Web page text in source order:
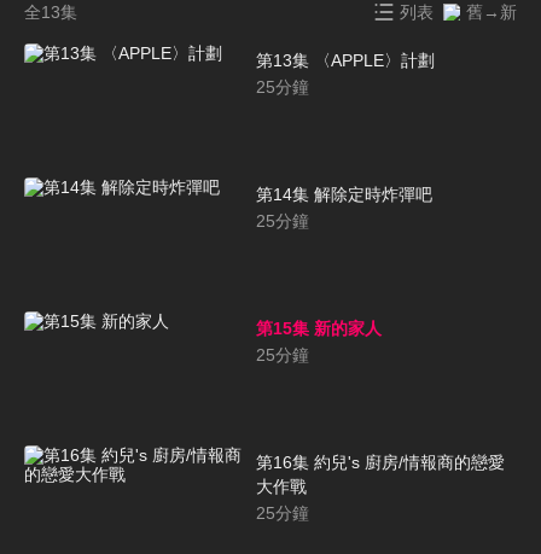
全13集 列表 舊→新
第13集 〈APPLE〉計劃
25分鐘
第14集 解除定時炸彈吧
25分鐘
第15集 新的家人
25分鐘
第16集 約兒's 廚房/情報商的戀愛
大作戰
25分鐘